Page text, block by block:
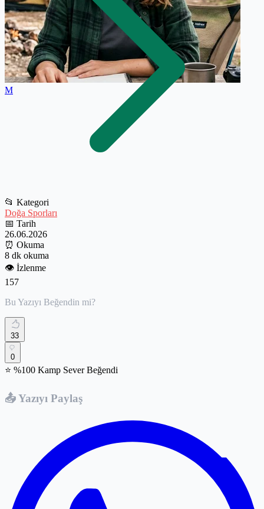
M
📂 Kategori
Doğa Sporları
📅 Tarih
26.06.2026
⏰ Okuma
8 dk okuma
👁️ İzlenme
157
Bu Yazıyı Beğendin mi?
33
0
⭐ %100 Kamp Sever Beğendi
📤 Yazıyı Paylaş